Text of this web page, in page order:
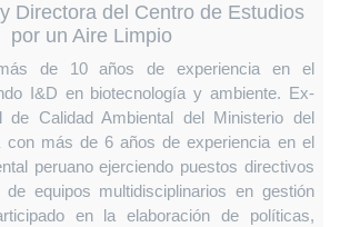
Directora del Centro de Estudios
por un Aire Limpio
de 10 años de experiencia en el
I&D en biotecnología y ambiente. Ex-
de Calidad Ambiental del Ministerio del
con más de 6 años de experiencia en el
peruano ejerciendo puestos directivos
equipos multidisciplinarios en gestión
en la elaboración de políticas,